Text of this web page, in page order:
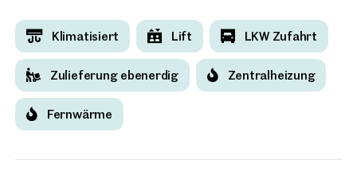
Klimatisiert Lift LKW Zufahrt
Zulieferung ebenerdig Zentralheizung
Fernwärme